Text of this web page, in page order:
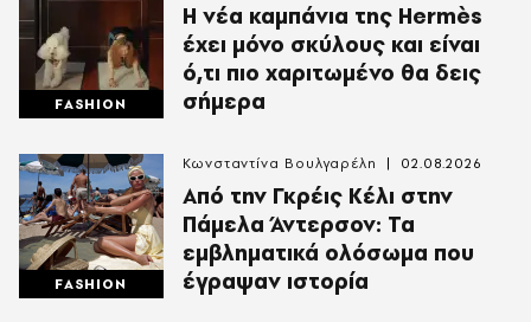
FASHION
Η νέα καμπάνια της Hermès
έχει μόνο σκύλους και είναι
ό,τι πιο χαριτωμένο θα δεις
σήμερα
FASHION
Από την Γκρέις Κέλι στην
Πάμελα Άντερσον: Τα
εμβληματικά ολόσωμα που
έγραψαν ιστορία
Κωνσταντίνα Βουλγαρέλη 02.08.2026